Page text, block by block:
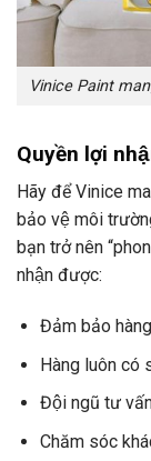
Vinice Paint
Quyền lợi
Hãy để Vinice
bảo vệ môi
bạn trở nên
nhận được:
Đảm bảo
Hàng luôn có
Đội ngũ tư
Chăm sóc